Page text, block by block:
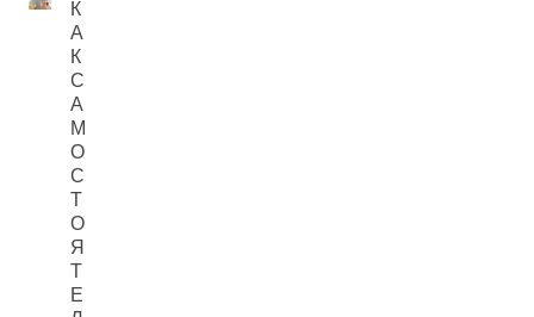
К
А
К
С
А
М
О
С
Т
О
Я
Т
Е